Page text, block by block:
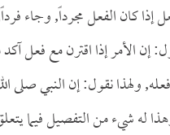
كان الفعل مجرداً, وجاء
إن الأمر إذا اقترن مع فعل
ولهذا نقول: إن النبي صلى
له شيء من التفصيل فيما